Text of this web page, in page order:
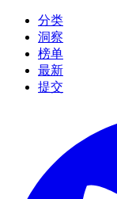
分类
洞察
榜单
最新
提交